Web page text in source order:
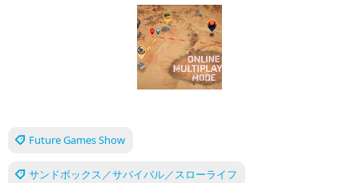
Future Games Show
サンドボックス／サバイバル／スローライフ